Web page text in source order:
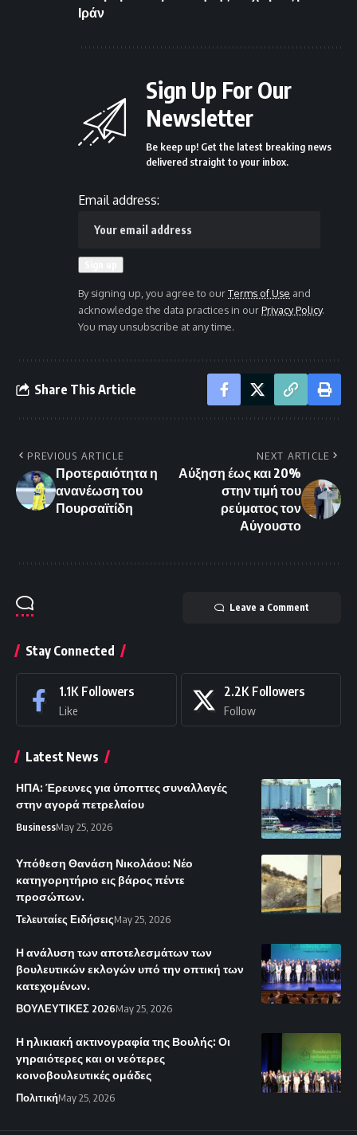
Ιράν
Sign Up For Our
Newsletter
Be keep up! Get the latest breaking news
delivered straight to your inbox.
Email address:
By signing up, you agree to ourTerms of Use and
acknowledge the data practices in ourPrivacy Policy.
You may unsubscribe at any time.
Share This Article
PREVIOUS ARTICLE
Προτεραιότητα η
ανανέωση του
Πουρσαϊτίδη
NEXT ARTICLE
Αύξηση έως και 20%
στην τιμή του
ρεύματος τον
Αύγουστο
Leave a Comment
Stay Connected
1.1K Followers
Like
2.2K Followers
Follow
Latest News
ΗΠΑ: Έρευνες για ύποπτες συναλλαγές
στην αγορά πετρελαίου
BusinessMay 25, 2026
Υπόθεση Θανάση Νικολάου: Νέο
κατηγορητήριο εις βάρος πέντε
προσώπων.
Τελευταίες ΕιδήσειςMay 25, 2026
Η ανάλυση των αποτελεσμάτων των
βουλευτικών εκλογών υπό την οπτική των
κατεχομένων.
ΒΟΥΛΕΥΤΙΚΕΣ 2026May 25, 2026
Η ηλικιακή ακτινογραφία της Βουλής: Οι
γηραιότερες και οι νεότερες
κοινοβουλευτικές ομάδες
ΠολιτικήMay 25, 2026